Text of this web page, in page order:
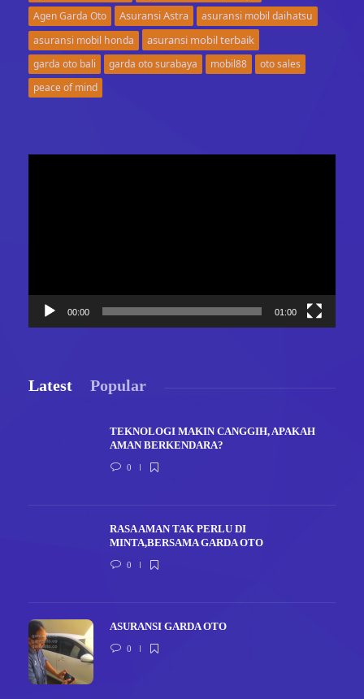
Agen Garda Oto
Asuransi Astra
asuransi mobil daihatsu
asuransi mobil honda
asuransi mobil terbaik
garda oto bali garda oto surabaya mobil88
oto sales
peace of mind
00:00 01:00
Latest Popular
TEKNOLOGI MAKIN CANGGIH, APAKAH
AMAN BERKENDARA?
0
RASA AMAN TAK PERLU DI
MINTA,BERSAMA GARDA OTO
0
ASURANSI GARDA OTO
0